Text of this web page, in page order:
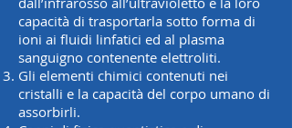
capacità di trasportarla sotto forma di
ioni ai fluidi linfatici ed al plasma
sanguigno contenente elettroliti.
Gli elementi chimici contenuti nei
cristalli e la capacità del corpo umano di
assorbirli.